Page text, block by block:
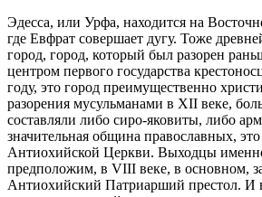
Эдесса, или Урфа, находится на
где Евфрат совершает дугу. Тоже
город, город, который был разорен
центром первого государства
году, это город преимущественно
разорения мусульманами в XII веке,
составляли либо сиро-яковиты, либо
значительная община православных,
Антиохийской Церкви. Выходцы
предположим, в VIII веке, в основном,
Антиохийский Патриарший престол. И